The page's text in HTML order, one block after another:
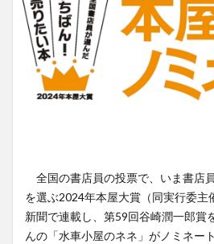
全国の書店員の投票で、いま書店
を選ぶ2024年本屋大賞（同実行委主
新聞で連載し、第59回谷崎潤一郎賞
んの「水車小屋のネネ」がノミネー